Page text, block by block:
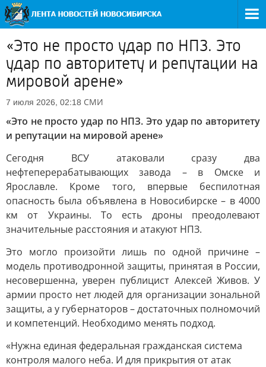
«Это не просто удар по НПЗ. Это
удар по авторитету и репутации на
мировой арене»
7 июля 2026, 02:18 СМИ
«Это не просто удар по НПЗ. Это удар по авторитету
и репутации на мировой арене»
Сегодня ВСУ атаковали сразу два
нефтеперерабатывающих завода – в Омске и
Ярославле. Кроме того, впервые беспилотная
опасность была объявлена в Новосибирске – в 4000
км от Украины. То есть дроны преодолевают
значительные расстояния и атакуют НПЗ.
Это могло произойти лишь по одной причине –
модель противодронной защиты, принятая в России,
несовершенна, уверен публицист Алексей Живов. У
армии просто нет людей для организации зональной
защиты, а у губернаторов – достаточных полномочий
и компетенций. Необходимо менять подход.
«Нужна единая федеральная гражданская система
контроля малого неба. И для прикрытия от атак